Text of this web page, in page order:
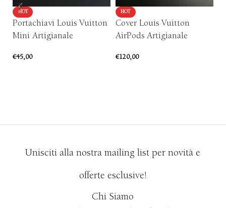
HOT
Portachiavi Louis Vuitton
Mini Artigianale
€45,00
HOT
Cover Louis Vuitton
AirPods Artigianale
€120,00
Unisciti alla nostra mailing list per novità e
offerte esclusive!
Chi Siamo